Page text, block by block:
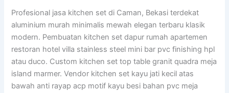
Profesional jasa kitchen set di Caman, Bekasi terdekat
aluminium murah minimalis mewah elegan terbaru klasik
modern. Pembuatan kitchen set dapur rumah apartemen
restoran hotel villa stainless steel mini bar pvc finishing hpl
atau duco. Custom kitchen set top table granit quadra meja
island marmer. Vendor kitchen set kayu jati kecil atas
bawah anti rayap acp motif kayu besi bahan pvc meja